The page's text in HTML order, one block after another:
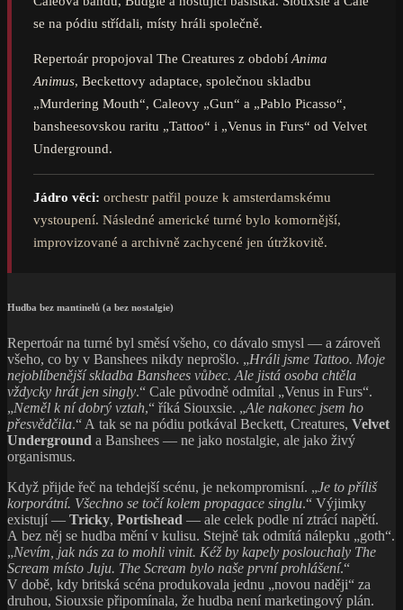
se na pódiu střídali, místy hráli společně.
Repertoár propojoval The Creatures z období Anima
Animus, Beckettovy adaptace, společnou skladbu
„Murdering Mouth“, Caleovy „Gun“ a „Pablo Picasso“,
bansheesovskou raritu „Tattoo“ i „Venus in Furs“ od Velvet
Underground.
Jádro věci: orchestr patřil pouze k amsterdamskému
vystoupení. Následné americké turné bylo komornější,
improvizované a archivně zachycené jen útržkovitě.
Hudba bez mantinelů (a bez nostalgie)
Repertoár na turné byl směsí všeho, co dávalo smysl — a zároveň
všeho, co by v Banshees nikdy neprošlo. „Hráli jsme Tattoo. Moje
nejoblíbenější skladba Banshees vůbec. Ale jistá osoba chtěla
vždycky hrát jen singly.“ Cale původně odmítal „Venus in Furs“.
„Neměl k ní dobrý vztah,“ říká Siouxsie. „Ale nakonec jsem ho
přesvědčila.“ A tak se na pódiu potkával Beckett, Creatures, Velvet
Underground a Banshees — ne jako nostalgie, ale jako živý
organismus.
Když přijde řeč na tehdejší scénu, je nekompromisní. „Je to příliš
korporátní. Všechno se točí kolem propagace singlu.“ Výjimky
existují — Tricky, Portishead — ale celek podle ní ztrácí napětí.
A bez něj se hudba mění v kulisu. Stejně tak odmítá nálepku „goth“.
„Nevím, jak nás za to mohli vinit. Kéž by kapely poslouchaly The
Scream místo Juju. The Scream bylo naše první prohlášení.“
V době, kdy britská scéna produkovala jednu „novou naději“ za
druhou, Siouxsie připomínala, že hudba není marketingový plán.